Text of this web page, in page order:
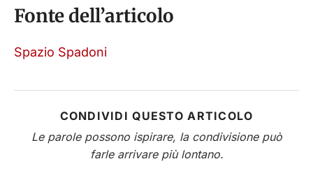
Fonte dell’articolo
Spazio Spadoni
CONDIVIDI QUESTO ARTICOLO
Le parole possono ispirare, la condivisione può
farle arrivare più lontano.